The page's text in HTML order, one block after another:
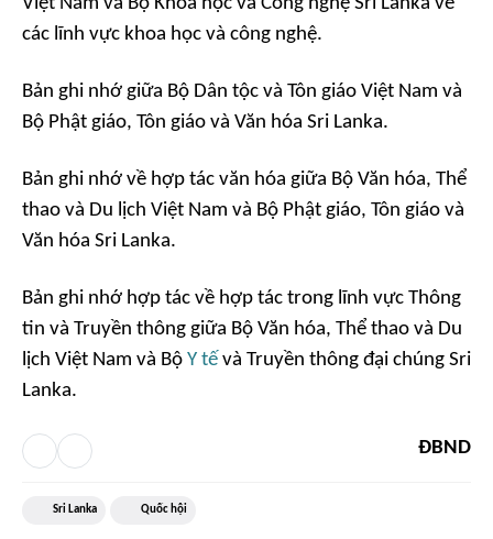
các lĩnh vực khoa học và công nghệ.
Bản ghi nhớ giữa Bộ Dân tộc và Tôn giáo Việt Nam và
Bộ Phật giáo, Tôn giáo và Văn hóa Sri Lanka.
Bản ghi nhớ về hợp tác văn hóa giữa Bộ Văn hóa, Thể
thao và Du lịch Việt Nam và Bộ Phật giáo, Tôn giáo và
Văn hóa Sri Lanka.
Bản ghi nhớ hợp tác về hợp tác trong lĩnh vực Thông
tin và Truyền thông giữa Bộ Văn hóa, Thể thao và Du
lịch Việt Nam và Bộ Y tế và Truyền thông đại chúng Sri
Lanka.
ĐBND
Sri Lanka Quốc hội